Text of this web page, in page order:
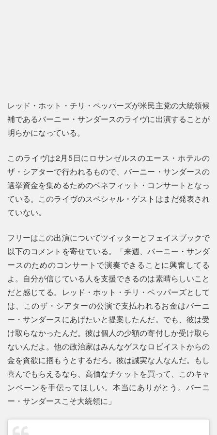
レッド・ホット・チリ・ペッパーズが米民主党の大統領候
補であるバーニー・サンダースのライヴに出演することが
明らかになっている。
このライヴは2月5日にロサンゼルスのエース・ホテルの
ザ・シアターで行われるもので、バーニー・サンダースの
選挙資金を集めるためのベネフィット・コンサートとなっ
ている。このライヴのスペシャル・ゲストはまだ発表され
ていない。
フリーはこの出演についてツイッターとフェイスブックで
以下のコメントを寄せている。「来週、バーニー・サンダ
ースのためのコンサートで演奏できることに興奮してる
よ。自分が信じている人を支援できるのは素晴らしいこと
だと感じてる。レッド・ホット・チリ・ペッパーズとして
は、このザ・シアターの公演で支払われるお金はバーニ
ー・サンダースにあげたいと提案したんだ。でも、彼は受
け取らなかったんだ。彼は個人の少額の寄付しか受け取ら
ないんだよ。他の政治家はみんなゲスなロビイストからの
金を貪欲に掴もうとするだろ。彼は誠実な人なんだ。もし
喜んでもらえるなら、高価なチケットを買って、このキャ
ンペーンを手伝ってほしい。本当にありがとう。バーニ
ー・サンダースこそ大統領に」